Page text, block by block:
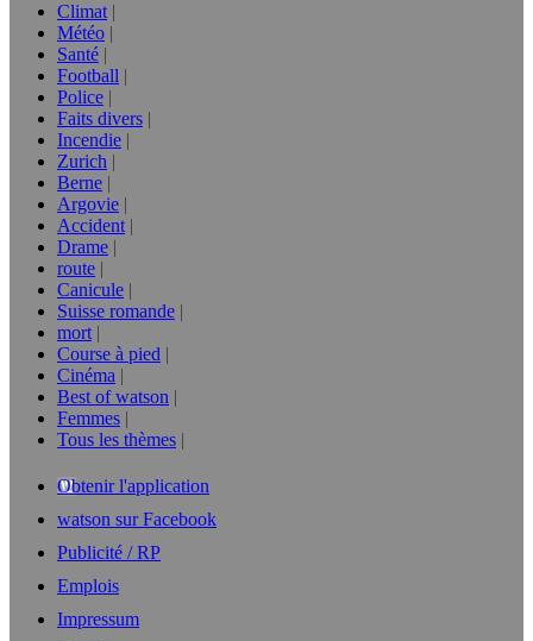
Climat
Météo
Santé
Football
Police
Faits divers
Incendie
Zurich
Berne
Argovie
Accident
Drame
route
Canicule
Suisse romande
mort
Course à pied
Cinéma
Best of watson
Femmes
Tous les thèmes
Obtenir l'application
watson sur Facebook
Publicité / RP
Emplois
Impressum